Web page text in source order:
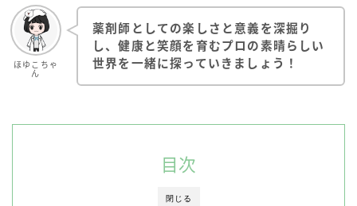
ほゆこちゃ
ん
薬剤師としての楽しさと意義を深掘り
し、健康と笑顔を育むプロの素晴らしい
世界を一緒に探っていきましょう！
閉じる
目次